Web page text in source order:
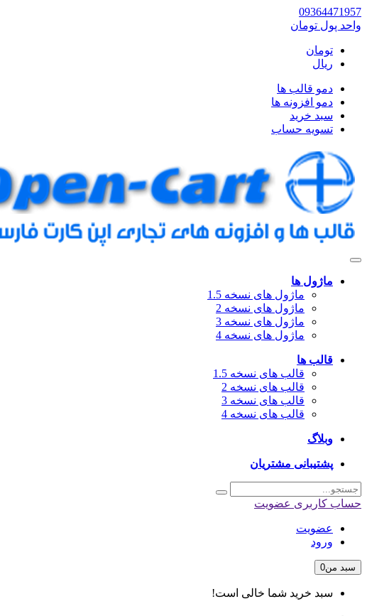
09364471957
واحد پول تومان
تومان
ریال
دمو قالب ها
دمو افزونه ها
سبد خرید
تسویه حساب
ماژول ها
ماژول های نسخه 1.5
ماژول های نسخه 2
ماژول های نسخه 3
ماژول های نسخه 4
قالب ها
قالب های نسخه 1.5
قالب های نسخه 2
قالب های نسخه 3
قالب های نسخه 4
وبلاگ
پشتیبانی مشتریان
حساب کاربری عضویت
عضویت
ورود
سبد من0
سبد خرید شما خالی است!